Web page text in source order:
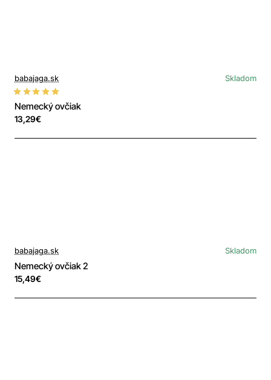
babajaga.sk Skladom
Nemecký ovčiak
13,29€
babajaga.sk Skladom
Nemecký ovčiak 2
15,49€